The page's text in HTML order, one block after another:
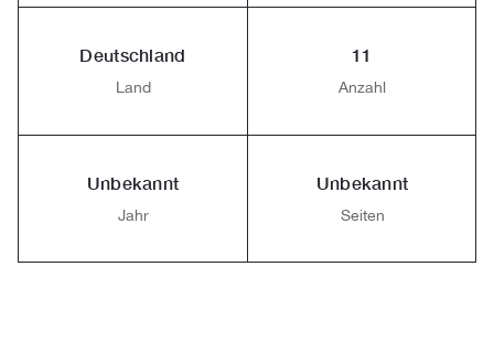
Deutschland
Land
11
Anzahl
Unbekannt
Jahr
Unbekannt
Seiten